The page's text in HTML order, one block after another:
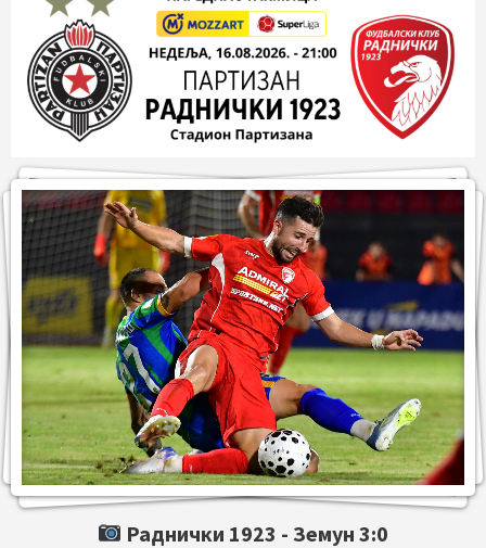
Раднички 1923 -Земун 3:0